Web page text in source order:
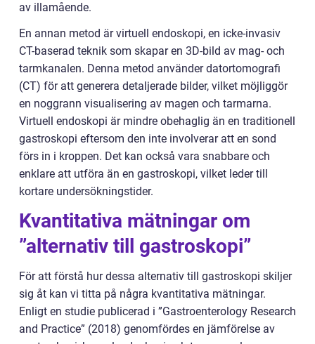
av illamående.
En annan metod är virtuell endoskopi, en icke-invasiv
CT-baserad teknik som skapar en 3D-bild av mag- och
tarmkanalen. Denna metod använder datortomografi
(CT) för att generera detaljerade bilder, vilket möjliggör
en noggrann visualisering av magen och tarmarna.
Virtuell endoskopi är mindre obehaglig än en traditionell
gastroskopi eftersom den inte involverar att en sond
förs in i kroppen. Det kan också vara snabbare och
enklare att utföra än en gastroskopi, vilket leder till
kortare undersökningstider.
Kvantitativa mätningar om
”alternativ till gastroskopi”
För att förstå hur dessa alternativ till gastroskopi skiljer
sig åt kan vi titta på några kvantitativa mätningar.
Enligt en studie publicerad i ”Gastroenterology Research
and Practice” (2018) genomfördes en jämförelse av